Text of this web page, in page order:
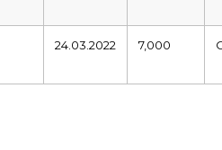
24.03.2022 7,000